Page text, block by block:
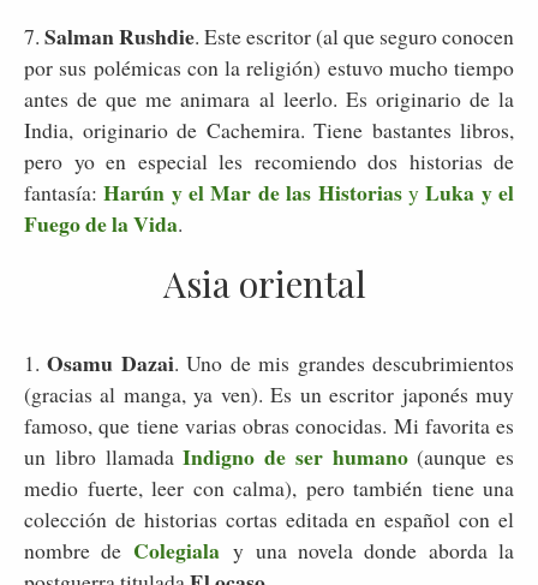
7. Salman Rushdie. Este escritor (al que seguro conocen
por sus polémicas con la religión) estuvo mucho tiempo
antes de que me animara al leerlo. Es originario de la
India, originario de Cachemira. Tiene bastantes libros,
pero yo en especial les recomiendo dos historias de
fantasía:Harún y el Mar de las Historias yLuka y el
Fuego de la Vida.
Asia oriental
1.Osamu Dazai. Uno de mis grandes descubrimientos
(gracias al manga, ya ven). Es un escritor japonés muy
famoso, que tiene varias obras conocidas. Mi favorita es
un libro llamadaIndigno de ser humano (aunque es
medio fuerte, leer con calma), pero también tiene una
colección de historias cortas editada en español con el
nombre de Colegialay una novela donde aborda la